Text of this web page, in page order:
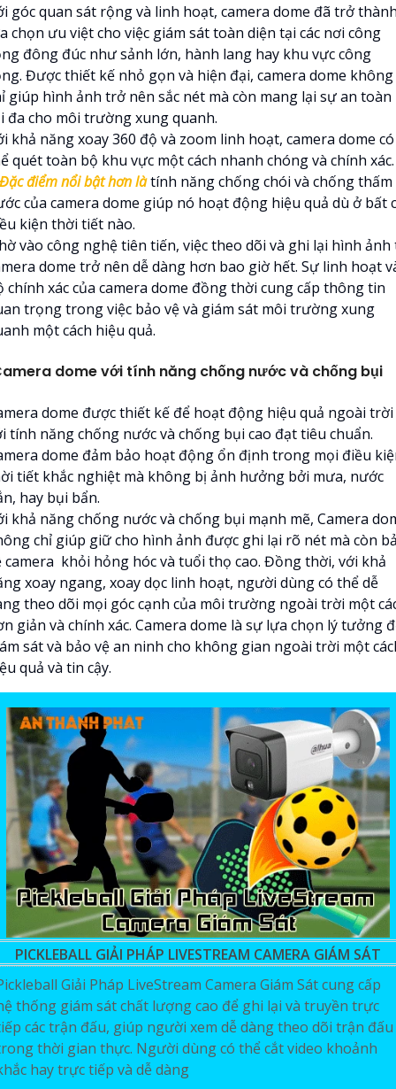
góc quan sát rộng và linh hoạt, camera dome đã trở
chọn ưu việt cho việc giám sát toàn diện tại các nơi công
đông đúc như sảnh lớn, hành lang hay khu vực công
Được thiết kế nhỏ gọn và hiện đại, camera dome không
giúp hình ảnh trở nên sắc nét mà còn mang lại sự an toàn
đa cho môi trường xung quanh.
khả năng xoay 360 độ và zoom linh hoạt, camera dome có
quét toàn bộ khu vực một cách nhanh chóng và chính xác.
Đặc điểm nổi bật hơn làtính năng chống chói và chống thấm
của camera dome giúp nó hoạt động hiệu quả dù ở bất
kiện thời tiết nào.
vào công nghệ tiên tiến, việc theo dõi và ghi lại hình ảnh
dome trở nên dễ dàng hơn bao giờ hết. Sự linh hoạt
chính xác của camera dome đồng thời cung cấp thông tin
trọng trong việc bảo vệ và giám sát môi trường xung
một cách hiệu quả.
dome với tính năng chống nước và chống bụi
dome được thiết kế để hoạt động hiệu quả ngoài trời
tính năng chống nước và chống bụi cao đạt tiêu chuẩn.
dome đảm bảo hoạt động ổn định trong mọi điều
tiết khắc nghiệt mà không bị ảnh hưởng bởi mưa, nước
hay bụi bẩn.
khả năng chống nước và chống bụi mạnh mẽ, Camera
chỉ giúp giữ cho hình ảnh được ghi lại rõ nét mà còn
camera khỏi hỏng hóc và tuổi thọ cao. Đồng thời, với khả
xoay ngang, xoay dọc linh hoạt, người dùng có thể dễ
theo dõi mọi góc cạnh của môi trường ngoài trời một
giản và chính xác. Camera dome là sự lựa chọn lý tưởng
sát và bảo vệ an ninh cho không gian ngoài trời một
quả và tin cậy.
PICKLEBALL GIẢI PHÁP LIVESTREAM CAMERA GIÁM SÁT
Giải Pháp LiveStream Camera Giám Sát cung cấp
thống giám sát chất lượng cao để ghi lại và truyền trực
các trận đấu, giúp người xem dễ dàng theo dõi trận đấu
thời gian thực. Người dùng có thể cắt video khoảnh
hay trực tiếp và dễ dàng